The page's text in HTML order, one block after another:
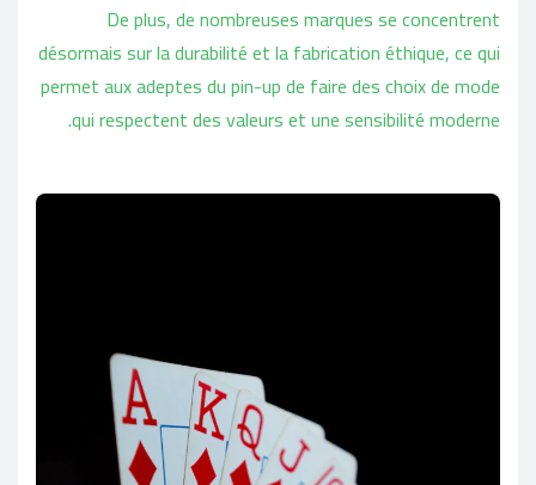
De plus, de nombreuses marques se concentrent
désormais sur la durabilité et la fabrication éthique, ce qui
permet aux adeptes du pin-up de faire des choix de mode
qui respectent des valeurs et une sensibilité moderne.